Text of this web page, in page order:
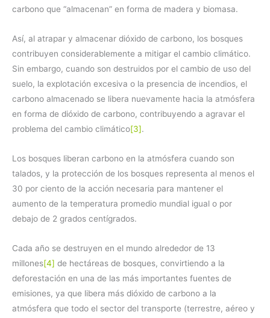
carbono que “almacenan” en forma de madera y biomasa.
Así, al atrapar y almacenar dióxido de carbono, los bosques
contribuyen considerablemente a mitigar el cambio climático.
Sin embargo, cuando son destruidos por el cambio de uso del
suelo, la explotación excesiva o la presencia de incendios, el
carbono almacenado se libera nuevamente hacia la atmósfera
en forma de dióxido de carbono, contribuyendo a agravar el
problema del cambio climático[3].
Los bosques liberan carbono en la atmósfera cuando son
talados, y la protección de los bosques representa al menos el
30 por ciento de la acción necesaria para mantener el
aumento de la temperatura promedio mundial igual o por
debajo de 2 grados centígrados.
Cada año se destruyen en el mundo alrededor de 13
millones[4] de hectáreas de bosques, convirtiendo a la
deforestación en una de las más importantes fuentes de
emisiones, ya que libera más dióxido de carbono a la
atmósfera que todo el sector del transporte (terrestre, aéreo y